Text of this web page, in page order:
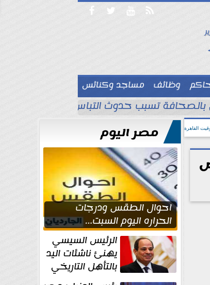
   
وظائف
مساجد وكنائس

بالصحافة تسبب حدوث التباس ويجب تصحيح
القاهرة مصر اليوم
احوال الطقس ودرجات
الحراره اليوم السبت...
العظمى في القاهره 36
درجة الرئيس السيسي
يهنئ ناشئات اليد
بالتأهل التاريخي
إلى نصف نهائي